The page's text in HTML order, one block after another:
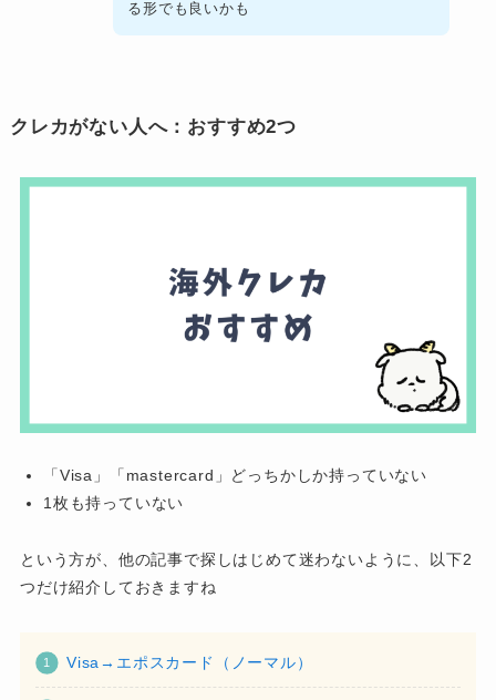
る形でも良いかも
クレカがない人へ：おすすめ2つ
「Visa」「mastercard」どっちかしか持っていない
1枚も持っていない
という方が、他の記事で探しはじめて迷わないように、以下2
つだけ紹介しておきますね
Visa→エポスカード（ノーマル）